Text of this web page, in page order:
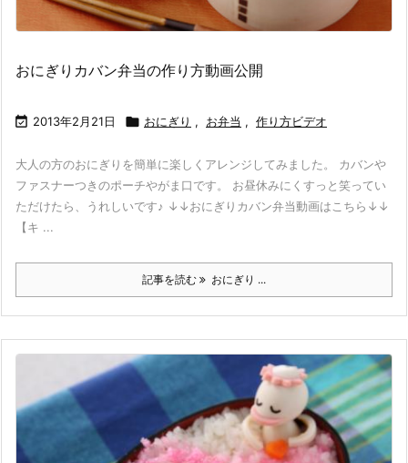
おにぎりカバン弁当の作り方動画公開
 2013年2月21日  おにぎり , お弁当 , 作り方ビデオ
大人の方のおにぎりを簡単に楽しくアレンジしてみました。 カバンや
ファスナーつきのポーチやがま口です。 お昼休みにくすっと笑ってい
ただけたら、うれしいです♪ ↓↓おにぎりカバン弁当動画はこちら↓↓
【キ ...
記事を読む おにぎり ...